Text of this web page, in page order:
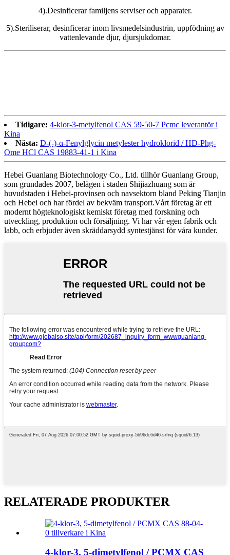
4).Desinficerar familjens serviser och apparater.
5).Steriliserar, desinficerar inom livsmedelsindustrin, uppfödning av
vattenlevande djur, djursjukdomar.
Tidigare: 4-klor-3-metylfenol CAS 59-50-7 Pcmc leverantör i
Kina
Nästa: D-(-)-α-Fenylglycin metylester hydroklorid / HD-Phg-
Ome HCl CAS 19883-41-1 i Kina
Hebei Guanlang Biotechnology Co., Ltd. tillhör Guanlang Group,
som grundades 2007, belägen i staden Shijiazhuang som är
huvudstaden i Hebei-provinsen och navsektorn bland Peking Tianjin
och Hebei och har fördel av bekväm transport.Vårt företag är ett
modernt högteknologiskt kemiskt företag med forskning och
utveckling, produktion och försäljning. Vi har vår egen fabrik och
labb, och erbjuder även skräddarsydd syntestjänst för våra kunder.
RELATERADE PRODUKTER
4-klor-3, 5-dimetylfenol / PCMX CAS